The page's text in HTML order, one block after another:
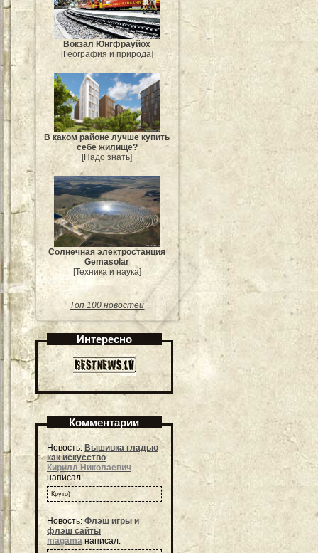
Вокзал Юнгфрауйох
[География и природа]
В каком районе лучше купить
себе жилище?
[Надо знать]
Солнечная электростанция
Gemasolar
[Техника и наука]
Топ 100 новостей
Интересно
Комментарии
Новость: Вышивка гладью
как искусство
Кирилл Николаевич
написал:
Круто)
Новость:Флэш игры и
флэш сайты
magamaнаписал: